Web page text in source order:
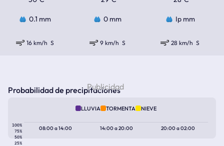
0.1 mm 0 mm Ip mm
16 km/h S 9 km/h S 28 km/h S
Probabilidad de precipitaciones
LLUVIA TORMENTA NIEVE
100%
75%
50%
25%
08:00a14:00 14:00a20:00 20:00a02:00